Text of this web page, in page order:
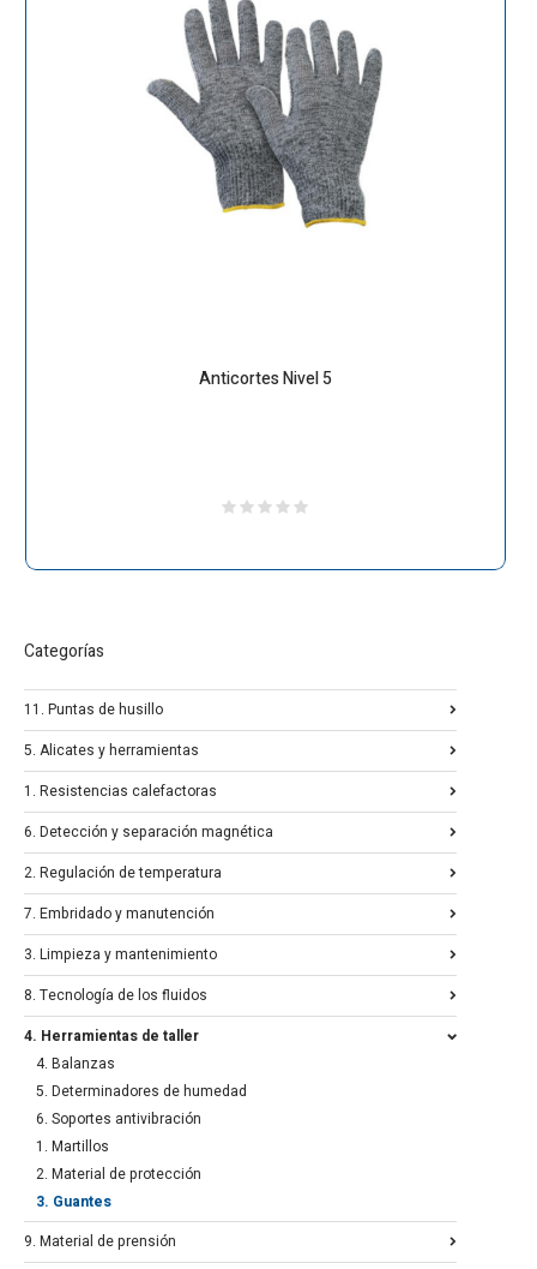
Anticortes Nivel 5
Categorías
11. Puntas de husillo
5. Alicates y herramientas
1. Resistencias calefactoras
6. Detección y separación magnética
2. Regulación de temperatura
7. Embridado y manutención
3. Limpieza y mantenimiento
8. Tecnología de los fluidos
4. Herramientas de taller
4. Balanzas
5. Determinadores de humedad
6. Soportes antivibración
1. Martillos
2. Material de protección
3. Guantes
9. Material de prensión